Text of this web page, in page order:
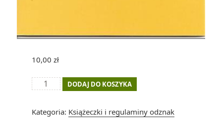
10,00 zł
ilość
"Korony
DODAJ DO KOSZYKA
Kategoria: Książeczki i regulaminy odznak